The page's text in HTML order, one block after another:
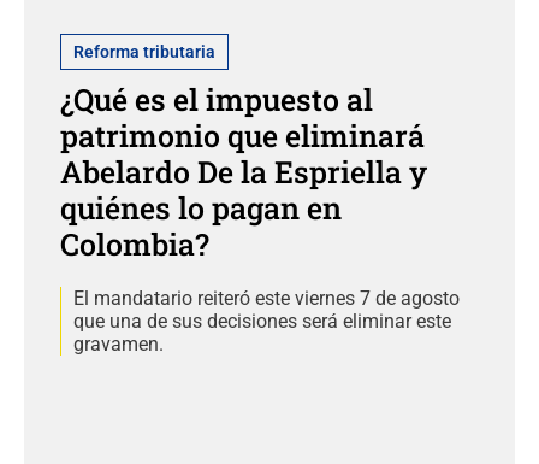
Reforma tributaria
¿Qué es el impuesto al
patrimonio que eliminará
Abelardo De la Espriella y
quiénes lo pagan en
Colombia?
El mandatario reiteró este viernes 7 de agosto
que una de sus decisiones será eliminar este
gravamen.